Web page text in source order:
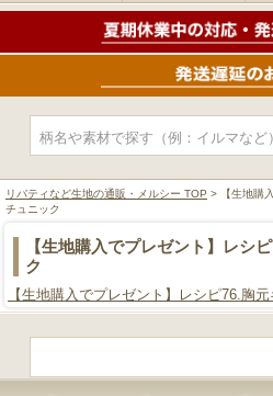
リバティなど生地の通販・メルシー TOP > 【生地購
チュニック
【生地購入でプレゼント】レシ
ク
【生地購入でプレゼント】レシピ76.胸